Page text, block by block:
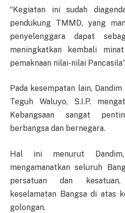
“Kegiatan ini sudah
pendukung TMMD, yang
penyelenggara dapat
meningkatkan kembali
pemaknaan nilai-nilai
Pada kesempatan lain,
Teguh Waluyo, S.I.P.
Kebangsaan sangat
berbangsa dan bernegara.
Hal ini menurut Dandim,
mengamanatkan seluruh
persatuan dan
keselamatan Bangsa di atas
golongan.